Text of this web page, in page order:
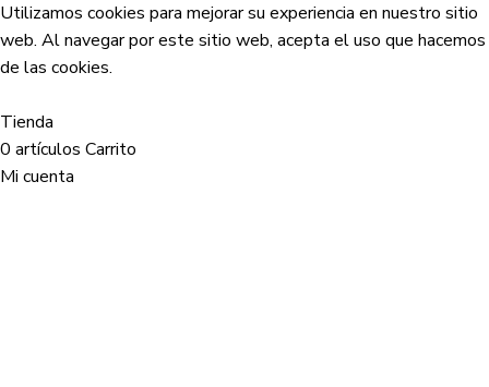
Utilizamos cookies para mejorar su experiencia en nuestro sitio
web. Al navegar por este sitio web, acepta el uso que hacemos
de las cookies.
Tienda
0 artículos Carrito
Mi cuenta